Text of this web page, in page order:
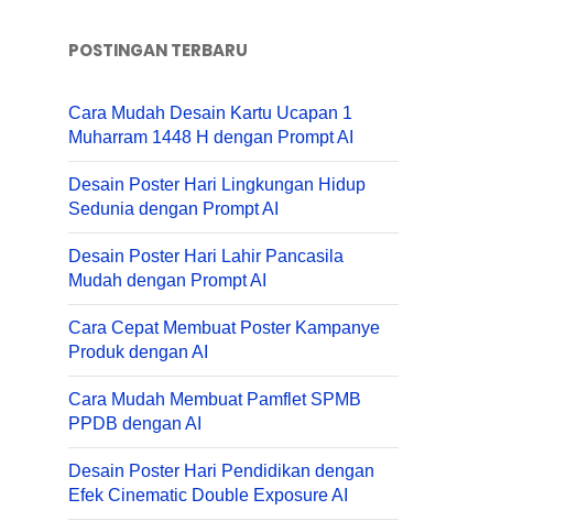
POSTINGAN TERBARU
Cara Mudah Desain Kartu Ucapan 1
Muharram 1448 H dengan Prompt AI
Desain Poster Hari Lingkungan Hidup
Sedunia dengan Prompt AI
Desain Poster Hari Lahir Pancasila
Mudah dengan Prompt AI
Cara Cepat Membuat Poster Kampanye
Produk dengan AI
Cara Mudah Membuat Pamflet SPMB
PPDB dengan AI
Desain Poster Hari Pendidikan dengan
Efek Cinematic Double Exposure AI